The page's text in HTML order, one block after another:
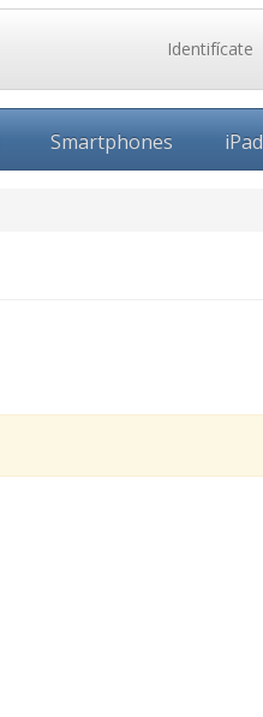
Identifícate
Smartphones iPad